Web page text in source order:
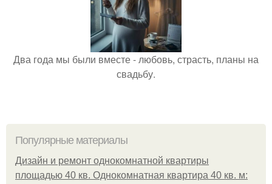
Два года мы были вместе - любовь, страсть, планы на
свадьбу.
Популярные материалы
Дизайн и ремонт однокомнатной квартиры
площадью 40 кв. Однокомнатная квартира 40 кв. м: